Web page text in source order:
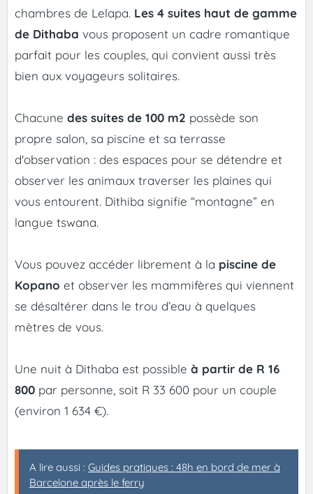
chambres de Lelapa. Les 4 suites haut de gamme
de Dithaba vous proposent un cadre romantique
parfait pour les couples, qui convient aussi très
bien aux voyageurs solitaires.
Chacune des suites de 100 m2 possède son
propre salon, sa piscine et sa terrasse
d'observation : des espaces pour se détendre et
observer les animaux traverser les plaines qui
vous entourent. Dithiba signifie “montagne” en
langue tswana.
Vous pouvez accéder librement à la piscine de
Kopano et observer les mammifères qui viennent
se désaltérer dans le trou d’eau à quelques
mètres de vous.
Une nuit à Dithaba est possible à partir de R 16
800 par personne, soit R 33 600 pour un couple
(environ 1 634 €).
A lire aussi : Guides pratiques : 48h en bord de mer à
Barcelone après le ferry